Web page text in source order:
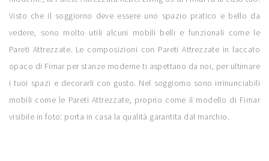
Visto che il soggiorno deve essere uno spazio pratico e bello da
vedere, sono molto utili alcuni mobili belli e funzionali come le
Pareti Attrezzate. Le composizioni con Pareti Attrezzate in laccato
opaco di Fimar per stanze moderne ti aspettano da noi, per ultimare
i tuoi spazi e decorarli con gusto. Nel soggiorno sono irrinunciabili
mobili come le Pareti Attrezzate, proprio come il modello di Fimar
visibile in foto: porta in casa la qualità garantita dal marchio.